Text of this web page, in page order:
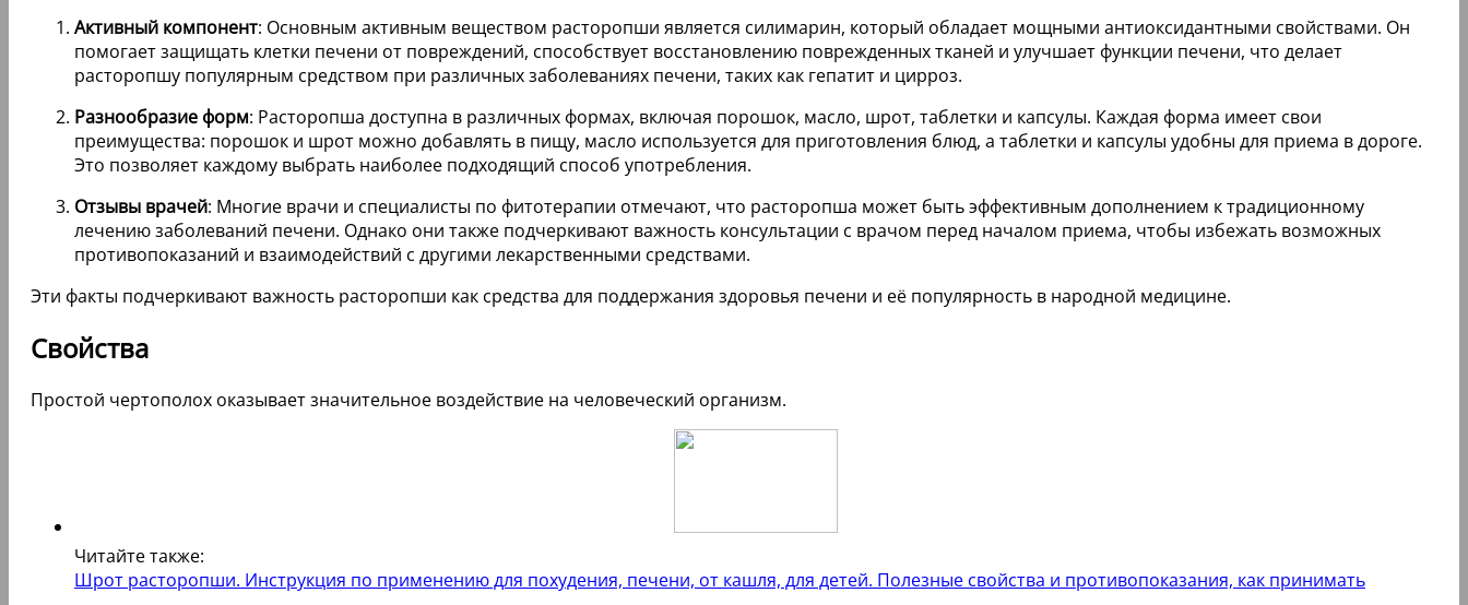
Активный компонент: Основным активным веществом расторопши является силимарин, который обладает мощными антиоксидантными свойствами. Он
помогает защищать клетки печени от повреждений, способствует восстановлению поврежденных тканей и улучшает функции печени, что делает
расторопшу популярным средством при различных заболеваниях печени, таких как гепатит и цирроз.
Разнообразие форм: Расторопша доступна в различных формах, включая порошок, масло, шрот, таблетки и капсулы. Каждая форма имеет свои
преимущества: порошок и шрот можно добавлять в пищу, масло используется для приготовления блюд, а таблетки и капсулы удобны для приема в дороге.
Это позволяет каждому выбрать наиболее подходящий способ употребления.
Отзывы врачей: Многие врачи и специалисты по фитотерапии отмечают, что расторопша может быть эффективным дополнением к традиционному
лечению заболеваний печени. Однако они также подчеркивают важность консультации с врачом перед началом приема, чтобы избежать возможных
противопоказаний и взаимодействий с другими лекарственными средствами.
Эти факты подчеркивают важность расторопши как средства для поддержания здоровья печени и её популярность в народной медицине.
Свойства
Простой чертополох оказывает значительное воздействие на человеческий организм.
Читайте также:
Шрот расторопши. Инструкция по применению для похудения, печени, от кашля, для детей. Полезные свойства и противопоказания, как принимать